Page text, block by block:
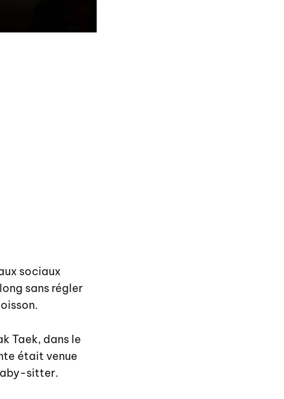
sociaux
sans régler
Taek, dans le
était venue
sitter.